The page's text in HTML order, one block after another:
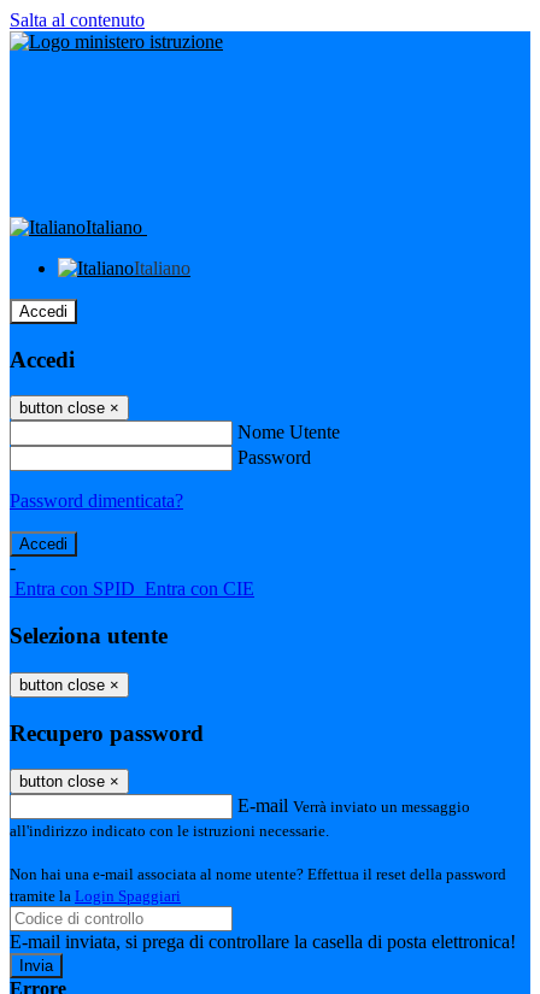
Salta al contenuto
Italiano
Italiano
Accedi
Accedi
button close ×
Nome Utente
Password
Password dimenticata?
-
Entra con SPID Entra con CIE
Seleziona utente
button close ×
Recupero password
button close ×
E-mail Verrà inviato un messaggio
all'indirizzo indicato con le istruzioni necessarie.
Non hai una e-mail associata al nome utente? Effettua il reset della password
tramite la Login Spaggiari
E-mail inviata, si prega di controllare la casella di posta elettronica!
Errore